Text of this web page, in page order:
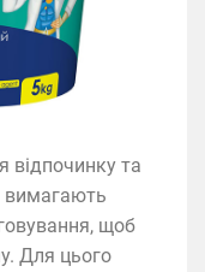
відпочинку та
вимагають
щоб
Для цього